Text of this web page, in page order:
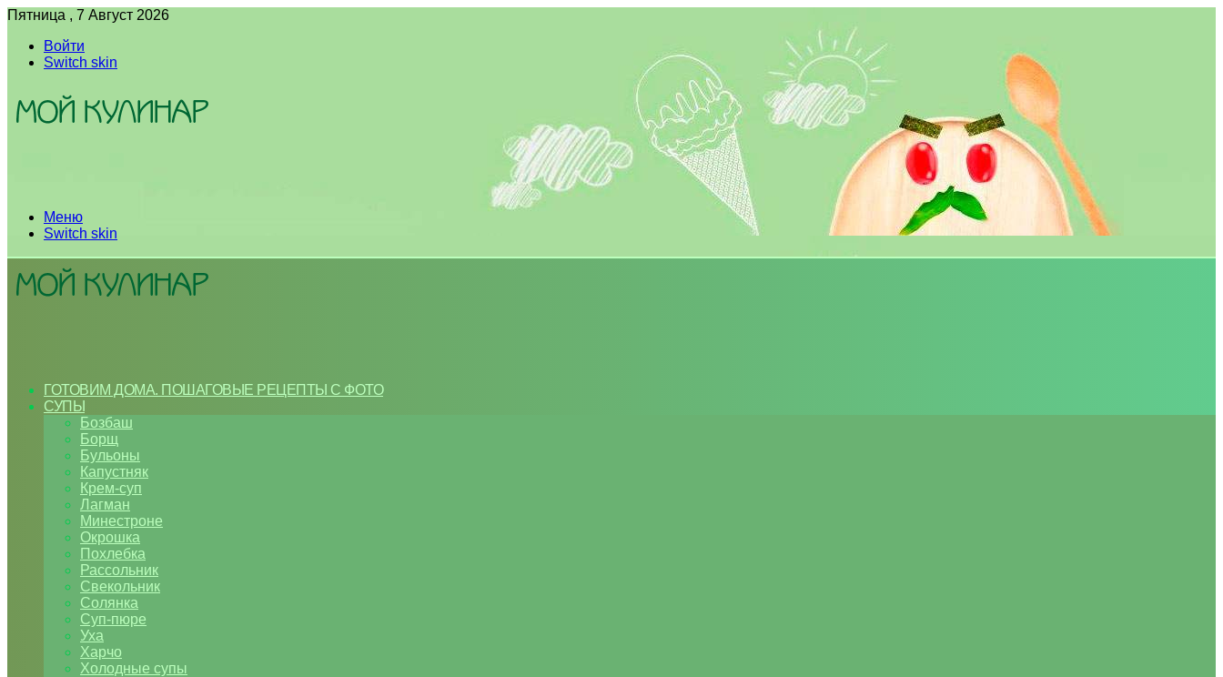
Пятница , 7 Август 2026
Войти
Switch skin
Меню
Switch skin
ГОТОВИМ ДОМА. ПОШАГОВЫЕ РЕЦЕПТЫ С ФОТО
СУПЫ
Бозбаш
Борщ
Бульоны
Капустняк
Крем-суп
Лагман
Минестроне
Окрошка
Похлебка
Рассольник
Свекольник
Солянка
Суп-пюре
Уха
Харчо
Холодные супы